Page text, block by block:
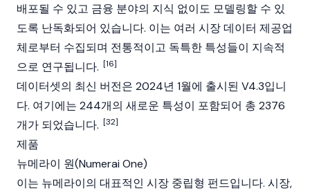
배포될 수 있고 금융 분야의 지식 없이도 모델링할 수 있
도록 난독화되어 있습니다. 이는 여러 시장 데이터 제공업
체로부터 수집되며 전통적이고 독특한 특성들이 지속적
으로 연구됩니다. [16]
데이터셋의 최신 버전은 2024년 1월에 출시된 V4.3입니
다. 여기에는 244개의 새로운 특성이 포함되어 총 2376
개가 되었습니다. [32]
제품
뉴메라이 원(Numerai One)
이는 뉴메라이의 대표적인 시장 중립형 펀드입니다. 시장,